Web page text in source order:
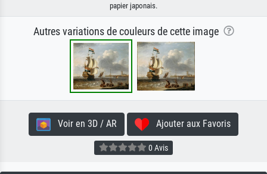
papier japonais.
Autres variations de couleurs de cette image
Voir en 3D / AR Ajouter aux Favoris
0 Avis